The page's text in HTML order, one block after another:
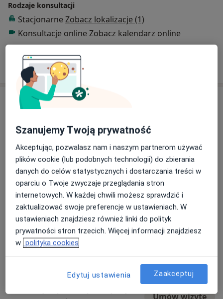
Rodzaje konsultacji
Stacjonarne Zobacz lokalizacje (1)
Konsultacje online Zobacz kalendarz online
Usługi i ceny
Od 200 zł Szczegóły
Badania diagnostyczne
Od 200 zł Szczegóły Umów wizytę
Chirurgia stomatologiczna
Od 300 zł Szczegóły Umów wizytę
Interwencja endodontyczna
Umów wizytę
Szanujemy Twoją prywatność
Akceptując, pozwalasz nam i naszym partnerom używać
plików cookie (lub podobnych technologii) do zbierania
danych do celów statystycznych i dostarczania treści w
oparciu o Twoje zwyczaje przeglądania stron
internetowych. W każdej chwili możesz sprawdzić i
zaktualizować swoje preferencje w ustawieniach. W
ustawieniach znajdziesz również linki do polityk
prywatności stron trzecich. Więcej informacji znajdziesz
w polityka cookies
Edytuj ustawienia Zaakceptuj